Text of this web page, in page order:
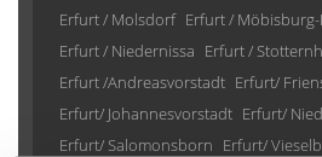
Erfurt / Molsdorf Erfurt /
Erfurt / Niedernissa Erfurt /
Erfurt /Andreasvorstadt Erfurt/
Erfurt/ Johannesvorstadt Erfurt/
Erfurt/ Salomonsborn Erfurt/